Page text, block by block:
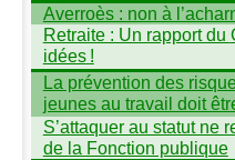
Averroès : non à
Retraite : Un rapport du
idées !
La prévention des
jeunes au travail doit
S’attaquer au statut ne
de la Fonction publique